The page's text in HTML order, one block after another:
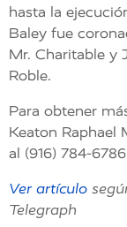
hasta la
Baley fue
Mr. Charitable y
Roble.
Para obtener
Keaton Raphael
al (916) 784-
Ver artículo
Telegraph